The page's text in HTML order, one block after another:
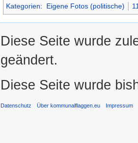
Kategorien: Eigene Fotos (politische)
Diese Seite wurde
geändert.
Diese Seite wurde
Datenschutz Über kommunalflaggen.eu Impressum